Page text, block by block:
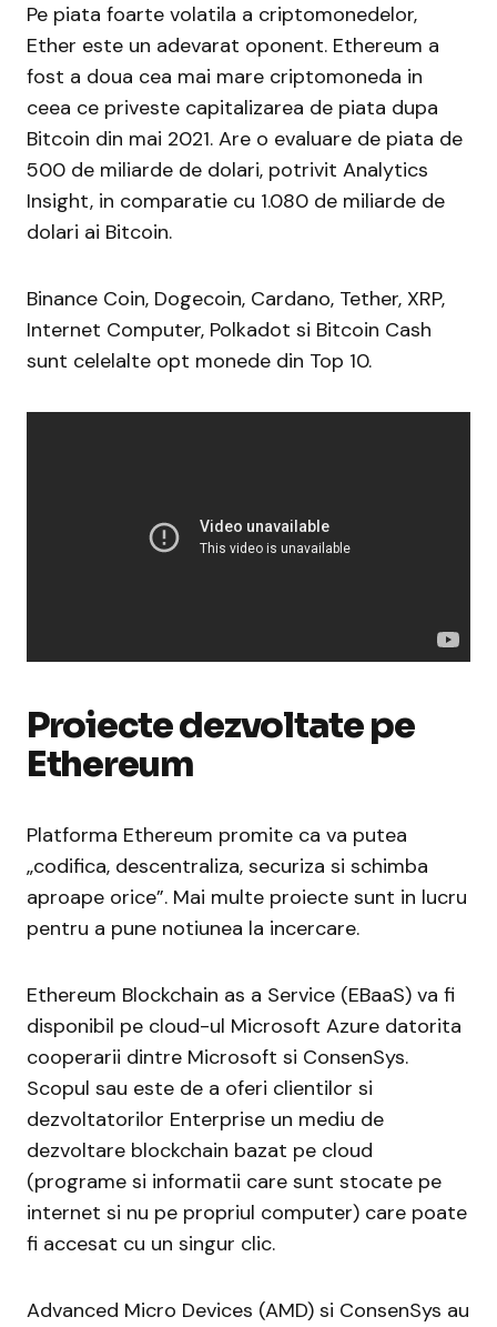
Pe piata foarte volatila a criptomonedelor,
Ether este un adevarat oponent. Ethereum a
fost a doua cea mai mare criptomoneda in
ceea ce priveste capitalizarea de piata dupa
Bitcoin din mai 2021. Are o evaluare de piata de
500 de miliarde de dolari, potrivit Analytics
Insight, in comparatie cu 1.080 de miliarde de
dolari ai Bitcoin.
Binance Coin, Dogecoin, Cardano, Tether, XRP,
Internet Computer, Polkadot si Bitcoin Cash
sunt celelalte opt monede din Top 10.
Proiecte dezvoltate pe
Ethereum
Platforma Ethereum promite ca va putea
„codifica, descentraliza, securiza si schimba
aproape orice”. Mai multe proiecte sunt in lucru
pentru a pune notiunea la incercare.
Ethereum Blockchain as a Service (EBaaS) va fi
disponibil pe cloud-ul Microsoft Azure datorita
cooperarii dintre Microsoft si ConsenSys.
Scopul sau este de a oferi clientilor si
dezvoltatorilor Enterprise un mediu de
dezvoltare blockchain bazat pe cloud
(programe si informatii care sunt stocate pe
internet si nu pe propriul computer) care poate
fi accesat cu un singur clic.
Advanced Micro Devices (AMD) si ConsenSys au